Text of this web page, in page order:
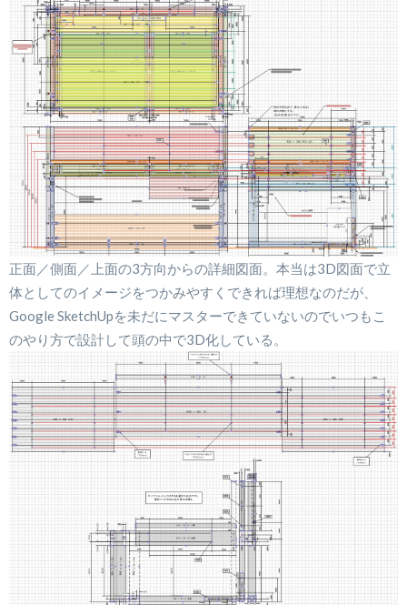
正面／側面／上面の3方向からの詳細図面。本当は3D図面で立
体としてのイメージをつかみやすくできれば理想なのだが、
Google SketchUpを未だにマスターできていないのでいつもこ
のやり方で設計して頭の中で3D化している。